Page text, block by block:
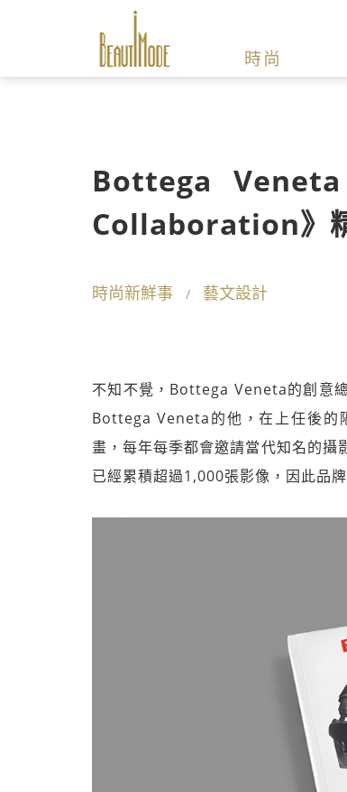
時尚
Bottega
Collaboration》
時尚新鮮事 藝文設計
不知不覺，Bottega Veneta的創意
Bottega Veneta的他，在上任後
畫，每年每季都會邀請當代知名的攝
已經累積超過1,000張影像，因此品